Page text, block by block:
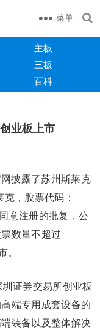
菜单
主板
三板
百科
业板上市
披露了苏州斯莱克
，股票代码：
意注册的批复，公
数量不超过
。
证券交易所创业板
端专用成套设备的
装备以及整体解决